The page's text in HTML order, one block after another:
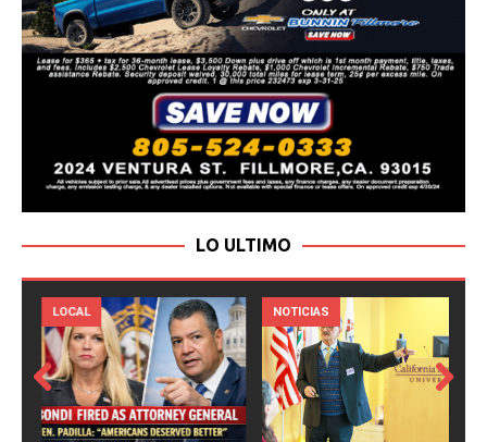
LO ULTIMO
LOCAL NOTICIAS
Prev
ious